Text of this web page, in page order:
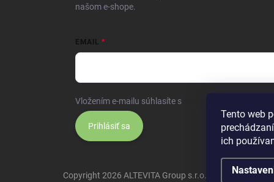
Tento web
ich
našom e-shope.
EMAIL
Vložením e-mailu súhlasíte s
Prihlásiť sa
Copyright 2026 ALTEVITA Group s.r.o., life - health -